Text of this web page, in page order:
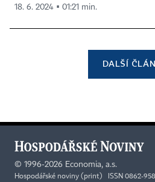
18. 6. 2024 ▪ 01:21 min.
DALŠÍ
© 1996-2026 Economia, a.s.
Hospodářské noviny (print) ISSN 0862-